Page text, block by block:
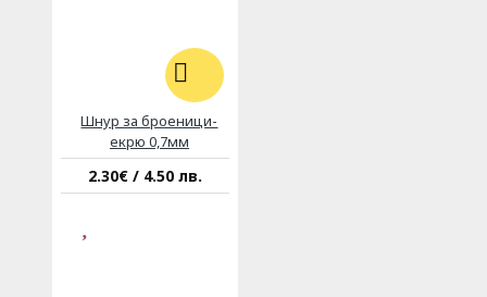
Шнур за броеници-
екрю 0,7мм
2.30€ / 4.50 лв.